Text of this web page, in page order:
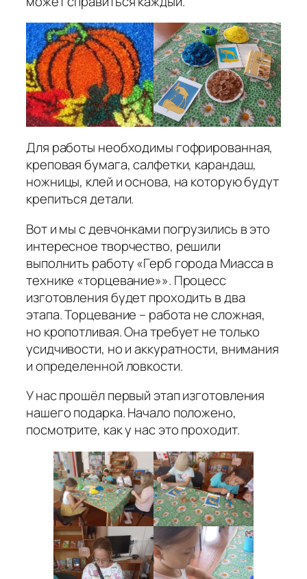
Для работы необходимы гофрированная,
креповая бумага, салфетки, карандаш,
ножницы, клей и основа, на которую будут
крепиться детали.
Вот и мы с девчонками погрузились в это
интересное творчество, решили
выполнить работу «Герб города Миасса в
технике «торцевание»». Процесс
изготовления будет проходить в два
этапа. Торцевание – работа не сложная,
но кропотливая. Она требует не только
усидчивости, но и аккуратности, внимания
и определенной ловкости.
У нас прошёл первый этап изготовления
нашего подарка. Начало положено,
посмотрите, как у нас это проходит.